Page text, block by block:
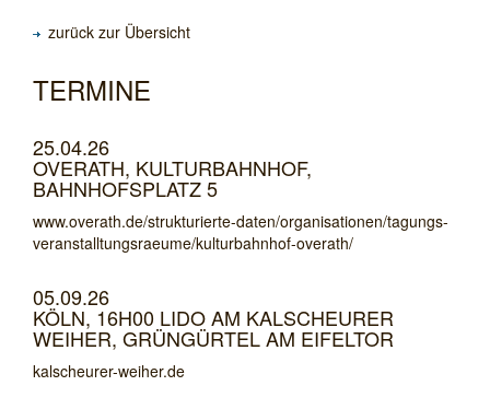
zurück zur Übersicht
TERMINE
25.04.26
OVERATH, KULTURBAHNHOF,
BAHNHOFSPLATZ 5
www.overath.de/strukturierte-daten/organisationen/tagungs-
veranstalltungsraeume/kulturbahnhof-overath/
05.09.26
KÖLN, 16H00 LIDO AM KALSCHEURER
WEIHER, GRÜNGÜRTEL AM EIFELTOR
kalscheurer-weiher.de